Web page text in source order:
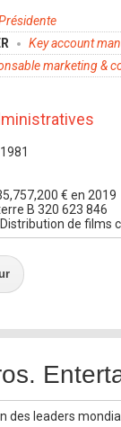
Key account
marketing &
€ en 2019
B 320 623 846
Distribution de films
des leaders